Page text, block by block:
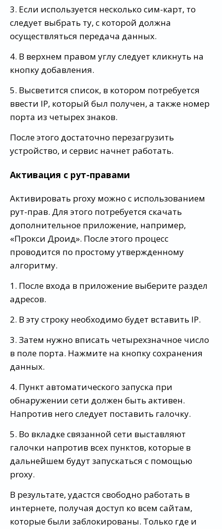
3. Если используется несколько сим-карт, то
следует выбрать ту, с которой должна
осуществляться передача данных.
4. В верхнем правом углу следует кликнуть на
кнопку добавления.
5. Высветится список, в котором потребуется
ввести IP, который был получен, а также номер
порта из четырех знаков.
После этого достаточно перезагрузить
устройство, и сервис начнет работать.
Активация с рут-правами
Активировать proxy можно с использованием
рут-прав. Для этого потребуется скачать
дополнительное приложение, например,
«Прокси Дроид». После этого процесс
проводится по простому утвержденному
алгоритму.
1. После входа в приложение выберите раздел
адресов.
2. В эту строку необходимо будет вставить IP.
3. Затем нужно вписать четырехзначное число
в поле порта. Нажмите на кнопку сохранения
данных.
4. Пункт автоматического запуска при
обнаружении сети должен быть активен.
Напротив него следует поставить галочку.
5. Во вкладке связанной сети выставляют
галочки напротив всех пунктов, которые в
дальнейшем будут запускаться с помощью
proxy.
В результате, удастся свободно работать в
интернете, получая доступ ко всем сайтам,
которые были заблокированы. Только где и